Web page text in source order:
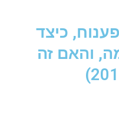
כיצד
והאם זה